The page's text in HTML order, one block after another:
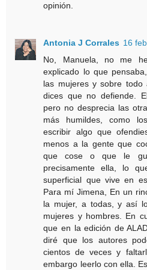
opinión.
Antonia J Corrales 16
No, Manuela, no me
explicado lo que
las mujeres y sobre
dices que no defiende.
pero no desprecia las
más humildes, como
escribir algo que
menos a la gente que
que cose o que le
precisamente ella, lo
superficial que vive en
Para mí Jimena, En un
la mujer, a todas, y así
mujeres y hombres. En
que en la edición de
diré que los autores
cientos de veces y
embargo leerlo con ella.